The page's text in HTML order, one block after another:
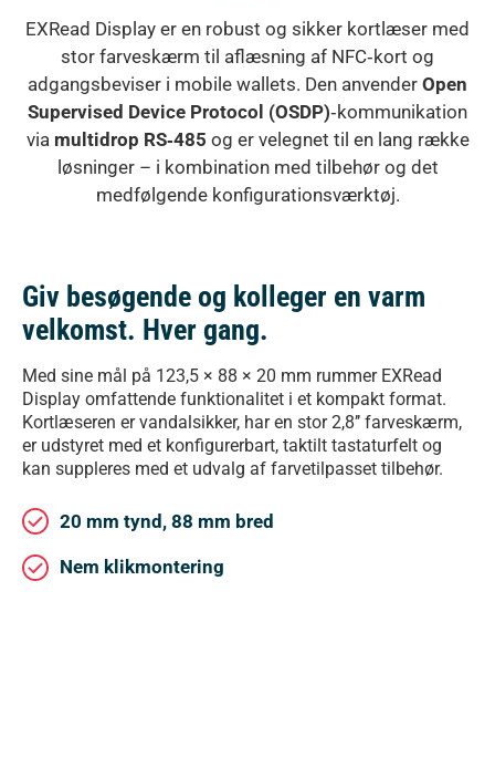
EXRead Display er en robust og sikker kortlæser med
stor farveskærm til aflæsning af NFC‑kort og
adgangsbeviser i mobile wallets. Den anvender Open
Supervised Device Protocol (OSDP)‑kommunikation
via multidrop RS‑485 og er velegnet til en lang række
løsninger – i kombination med tilbehør og det
medfølgende konfigurationsværktøj.
Giv besøgende og kolleger en varm
velkomst. Hver gang.
Med sine mål på 123,5 × 88 × 20 mm rummer EXRead
Display omfattende funktionalitet i et kompakt format.
Kortlæseren er vandal­sikker, har en stor 2,8’’ farveskærm,
er udstyret med et konfigurerbart, taktilt tastaturfelt og
kan suppleres med et udvalg af farvetilpasset tilbehør.
20 mm tynd, 88 mm bred
Nem klikmontering